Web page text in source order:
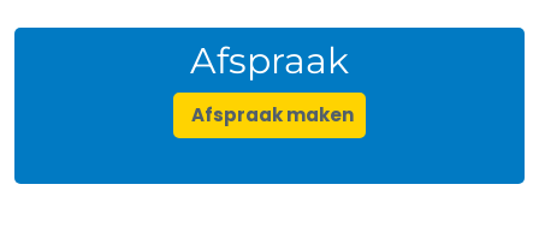
Afspraak
Afspraak maken